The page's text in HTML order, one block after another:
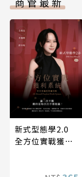
新式型態學2.0
全方位實戰獲利